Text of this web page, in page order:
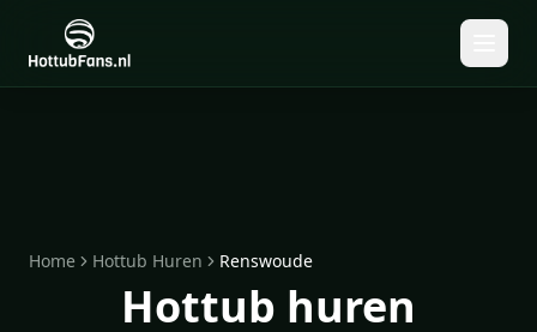
Home Hottub Huren Renswoude
Hottub huren